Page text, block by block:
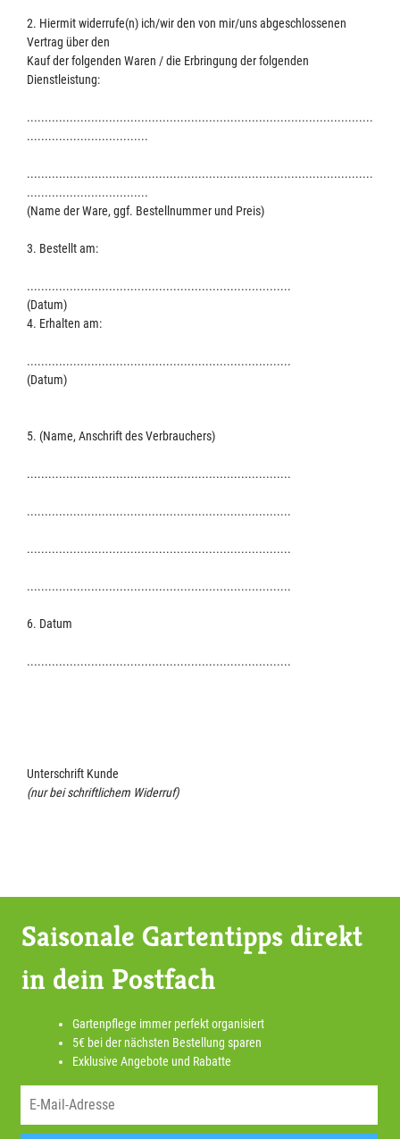
2. Hiermit widerrufe(n) ich/wir den von mir/uns abgeschlossenen
Vertrag über den
Kauf der folgenden Waren / die Erbringung der folgenden
Dienstleistung:
.................................................................................................
..................................
.................................................................................................
..................................
(Name der Ware, ggf. Bestellnummer und Preis)
3. Bestellt am:
..........................................................................
(Datum)
4. Erhalten am:
..........................................................................
(Datum)
5. (Name, Anschrift des Verbrauchers)
..........................................................................
..........................................................................
..........................................................................
..........................................................................
6. Datum
..........................................................................
Unterschrift Kunde
(nur bei schriftlichem Widerruf)
Saisonale Gartentipps direkt
in dein Postfach
Gartenpflege immer perfekt organisiert
5€ bei der nächsten Bestellung sparen
Exklusive Angebote und Rabatte